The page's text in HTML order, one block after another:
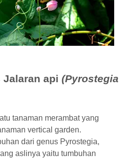
Jalaran api (Pyrostegia
tanaman merambat yang
vertical garden.
dari genus Pyrostegia,
aslinya yaitu tumbuhan